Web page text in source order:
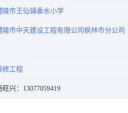
陵市王仙镇香水小学
陵市中天建设工程有限公司枫林市分公司
修工程
旺兴：13077059419